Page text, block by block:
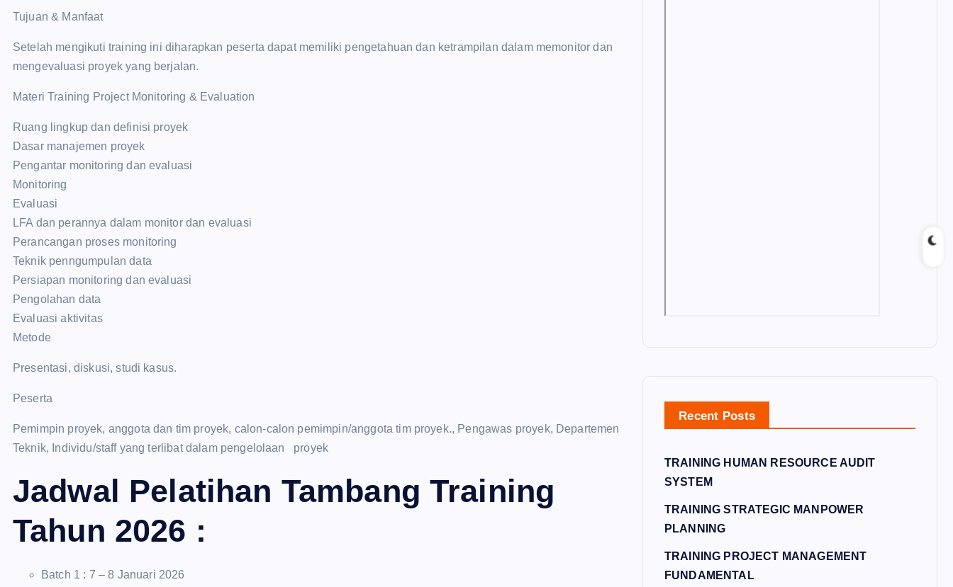
Tujuan & Manfaat
Setelah mengikuti training ini diharapkan peserta dapat memiliki pengetahuan dan ketrampilan dalam memonitor dan
mengevaluasi proyek yang berjalan.
Materi Training Project Monitoring & Evaluation
Ruang lingkup dan definisi proyek
Dasar manajemen proyek
Pengantar monitoring dan evaluasi
Monitoring
Evaluasi
LFA dan perannya dalam monitor dan evaluasi
Perancangan proses monitoring
Teknik penngumpulan data
Persiapan monitoring dan evaluasi
Pengolahan data
Evaluasi aktivitas
Metode
Presentasi, diskusi, studi kasus.
Peserta
Pemimpin proyek, anggota dan tim proyek, calon-calon pemimpin/anggota tim proyek., Pengawas proyek, Departemen
Teknik, Individu/staff yang terlibat dalam pengelolaan proyek
Jadwal Pelatihan Tambang Training
Tahun 2026 :
Batch 1 : 7 – 8 Januari 2026
Recent Posts
TRAINING HUMAN RESOURCE AUDIT
SYSTEM
TRAINING STRATEGIC MANPOWER
PLANNING
TRAINING PROJECT MANAGEMENT
FUNDAMENTAL